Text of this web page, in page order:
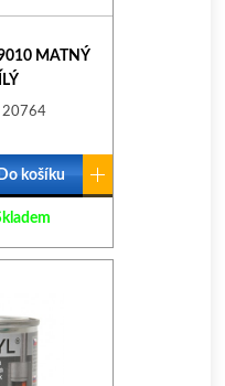
MATNÝ
20764
Do košíku